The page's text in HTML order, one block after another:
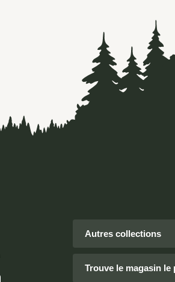
Autres collections
Trouve le magasin le